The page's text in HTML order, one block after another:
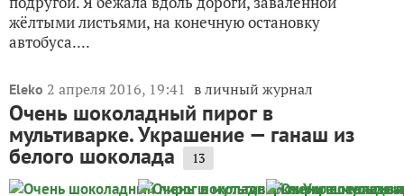
жёлтыми листьями, на конечную остановку
автобуса....
Eleko 2 апреля 2016, 19:41 в личный журнал
Очень шоколадный пирог в
мультиварке. Украшение — ганаш из
белого шоколада 13